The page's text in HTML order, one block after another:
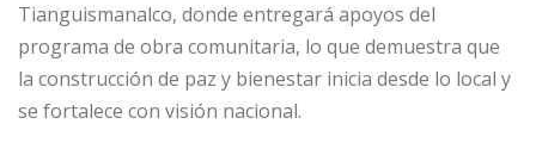
Tianguismanalco, donde entregará apoyos del
programa de obra comunitaria, lo que demuestra que
la construcción de paz y bienestar inicia desde lo local y
se fortalece con visión nacional.